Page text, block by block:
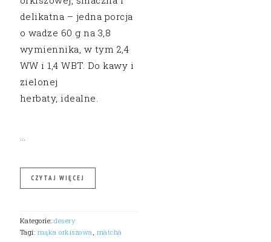
delikatna – jedna porcja
o wadze 60 g na 3,8
wymiennika, w tym 2,4
WW i 1,4 WBT. Do kawy i
zielonej
herbaty, idealne.
CZYTAJ WIĘCEJ
Kategorie:desery
Tagi: mąka orkiszowa matcha